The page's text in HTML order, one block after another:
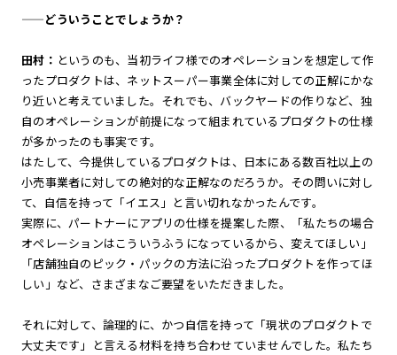
——どういうことでしょうか？
田村： というのも、当初ライフ様でのオペレーションを想定して作
ったプロダクトは、ネットスーパー事業全体に対しての正解にかな
り近いと考えていました。それでも、バックヤードの作りなど、独
自のオペレーションが前提になって組まれているプロダクトの仕様
が多かったのも事実です。
はたして、今提供しているプロダクトは、日本にある数百社以上の
小売事業者に対しての絶対的な正解なのだろうか。その問いに対し
て、自信を持って「イエス」と言い切れなかったんです。
実際に、パートナーにアプリの仕様を提案した際、「私たちの場合
オペレーションはこういうふうになっているから、変えてほしい」
「店舗独自のピック・パックの方法に沿ったプロダクトを作ってほ
しい」など、さまざまなご要望をいただきました。
それに対して、論理的に、かつ自信を持って「現状のプロダクトで
大丈夫です」と言える材料を持ち合わせていませんでした。私たち